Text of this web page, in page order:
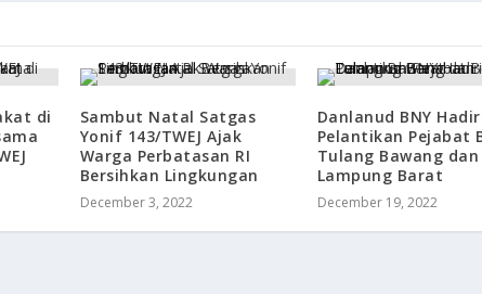
di
Sambut Natal Satgas
Yonif 143/TWEJ Ajak
Warga Perbatasan RI
Bersihkan Lingkungan
December 3, 2022
Danlanud BNY
Pelantikan Pejabat
Tulang Bawang dan
Lampung Barat
December 19, 2022